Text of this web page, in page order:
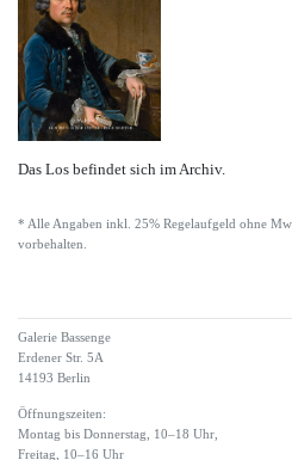
Das Los befindet sich im Archiv.
* Alle Angaben inkl. 25% Regelaufgeld ohne
vorbehalten.
Galerie Bassenge
Erdener Str. 5A
14193 Berlin
Öffnungszeiten:
Montag bis Donnerstag, 10–18 Uhr,
Freitag, 10–16 Uhr